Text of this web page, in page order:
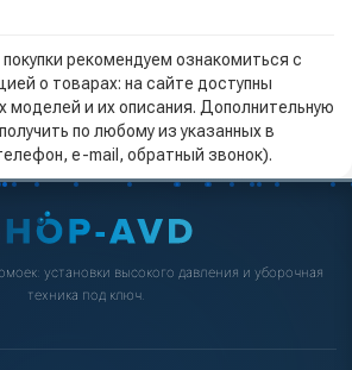
рекомендуем ознакомиться с
о товарах: на сайте доступны
моделей и их описания. Дополнительную
по любому из указанных в
e-mail, обратный звонок).
установки высокого давления и уборочная
техника под ключ.